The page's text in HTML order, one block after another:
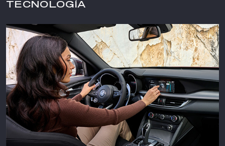
TECNOLOGÍA